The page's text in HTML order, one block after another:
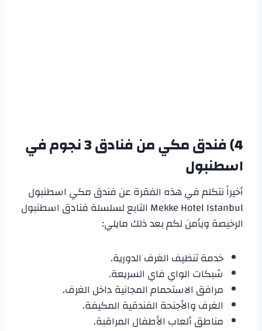
4) فندق مكي من
فنادق 3 نجوم في
اسطنبول
أخيراً نتكلم في هذه الفقرة عن فندق مكي اسطنبول
Mekke Hotel Istanbul التابع لسلسلة فنادق اسطنبول
الرخيصة ويأمن لكم بعد ذلك مايلي:
خدمة تنظيف الغرف الدورية.
شبكات الواي فاي السريعة.
مرافق الاستحمام المجانية داخل الغرف.
الغرف والأجنحة الفندقية المكيفة.
مناطق ألعاب الأطفال المراقبة.